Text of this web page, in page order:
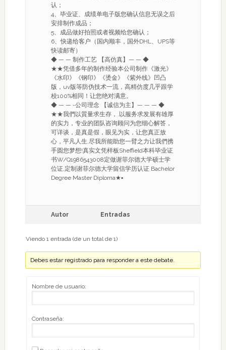
认；
4、毕业证、成绩单电子版您确认信息无误之后
安排制作成品；
5、成品做好拍照或者视频给您确认；
6、快递给客户（国内顺丰，国外DHL、UPS等
快读邮寄）
◆ — — 制作工艺 【高仿真】— — ◆
★★凭借多年的制作经验本公司制作《激光》
《水印》《钢印》《烫金》《紫外线》凹凸
版，uv版等防伪技术一流，高精仿度几乎跟学
校100%相同！让您绝对满意。
◆ — — -公司理念 【诚信为主】— — — ◆
★★我們以質量求生存，.以服务求发展有雄厚
的实力，专业的团队咨询顾问为您细心解答，
可详谈，是真是假，眼见为实，让您真正放
心，平凡人生,尽我所能助您一臂之力让我們携
手圆您梦想!真实文凭样板Sheffield本科毕业证
书W/Q1986543008定做谢菲尔德大学硕士学
位证,定制谢菲尔德大学留信学历认证 Bachelor
Degree Master Diploma★▪
Autor Entradas
Viendo 1 entrada (de un total de 1)
Debes estar registrado para responder a este debate.
Nombre de usuario:
Contraseña: